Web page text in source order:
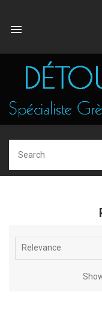

Relevance